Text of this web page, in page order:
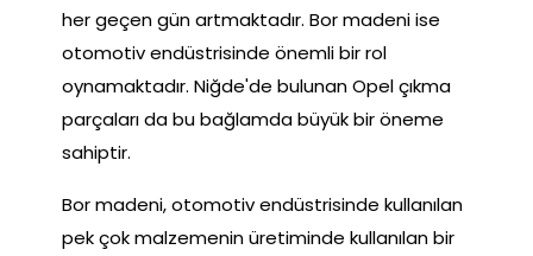
her geçen gün artmaktadır. Bor madeni ise
otomotiv endüstrisinde önemli bir rol
oynamaktadır. Niğde'de bulunan Opel çıkma
parçaları da bu bağlamda büyük bir öneme
sahiptir.
Bor madeni, otomotiv endüstrisinde kullanılan
pek çok malzemenin üretiminde kullanılan bir